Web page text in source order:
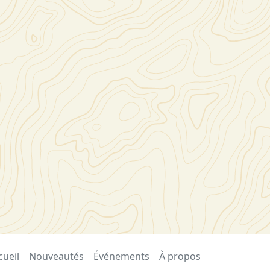
Nouveautés Événements À propos